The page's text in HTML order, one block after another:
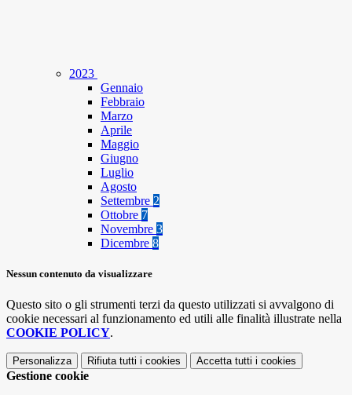
2023
Gennaio
Febbraio
Marzo
Aprile
Maggio
Giugno
Luglio
Agosto
Settembre 2
Ottobre 7
Novembre 3
Dicembre 8
Nessun contenuto da visualizzare
Questo sito o gli strumenti terzi da questo utilizzati si avvalgono di
cookie necessari al funzionamento ed utili alle finalità illustrate nella
COOKIE POLICY.
Personalizza Rifiuta tutti i cookies Accetta tutti i cookies
Gestione cookie